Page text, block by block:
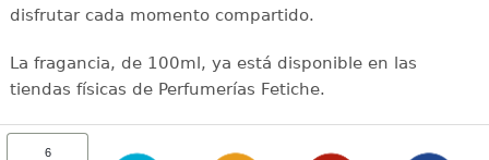
disfrutar cada momento compartido.
La fragancia, de 100ml, ya está disponible en las
tiendas físicas de Perfumerías Fetiche.
6